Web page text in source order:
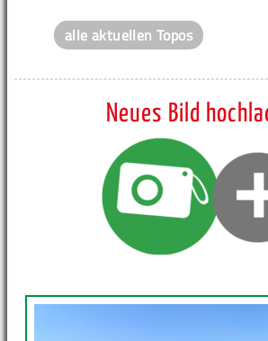
alle aktuellen Topos
Neues Bild